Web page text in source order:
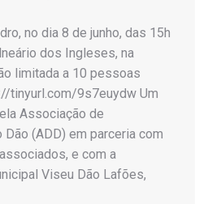
no dia 8 de junho, das 15h
dos Ingleses, na
limitada a 10 pessoas
tinyurl.com/9s7euydw Um
Associação de
(ADD) em parceria com
e com a
Viseu Dão Lafões,